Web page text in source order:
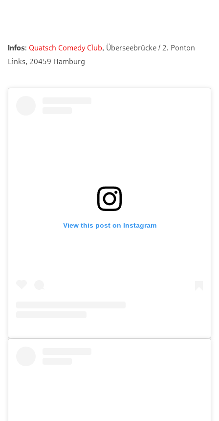
Infos: Quatsch Comedy Club, Überseebrücke / 2. Ponton
Links, 20459 Hamburg
View this post on Instagram